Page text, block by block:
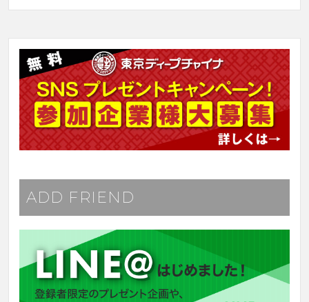
ADD FRIEND